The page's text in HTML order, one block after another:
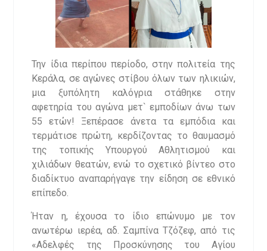
Την ίδια περίπου περίοδο, στην πολιτεία της
Κεράλα, σε αγώνες στίβου όλων των ηλικιών,
μια ξυπόλητη καλόγρια στάθηκε στην
αφετηρία του αγώνα μετ` εμποδίων άνω των
55 ετών! Ξεπέρασε άνετα τα εμπόδια και
τερμάτισε πρώτη, κερδίζοντας το θαυμασμό
της τοπικής Υπουργού Αθλητισμού και
χιλιάδων θεατών, ενώ το σχετικό βίντεο στο
διαδίκτυο αναπαρήγαγε την είδηση σε εθνικό
επίπεδο.
Ήταν η, έχουσα το ίδιο επώνυμο με τον
ανωτέρω ιερέα, αδ. Σαμπίνα Τζόζεφ, από τις
«Αδελφές της Προσκύνησης του Αγίου